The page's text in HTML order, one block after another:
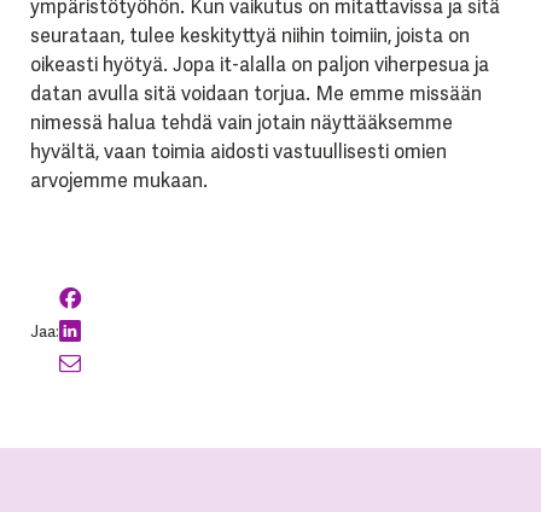
ympäristötyöhön. Kun vaikutus on mitattavissa ja sitä
seurataan, tulee keskityttyä niihin toimiin, joista on
oikeasti hyötyä. Jopa it-alalla on paljon viherpesua ja
datan avulla sitä voidaan torjua. Me emme missään
nimessä halua tehdä vain jotain näyttääksemme
hyvältä, vaan toimia aidosti vastuullisesti omien
arvojemme mukaan.
Jaa: